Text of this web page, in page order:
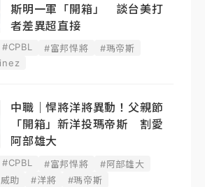
斯明一軍「開箱」 談台美打
者差異超直接
#CPBL #富邦悍將
#瑪帝斯
中職｜悍將洋將異動！父親節
「開箱」新洋投瑪帝斯 割愛
阿部雄大
#CPBL #富邦悍將
#阿部雄大
助 #洋將 #瑪帝斯